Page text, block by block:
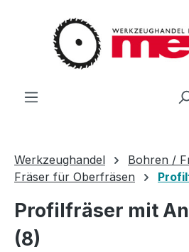
Zum Hauptinhalt springen
Werkzeughandel
Bohren /
Fräser für Oberfräsen
Profilfräser mit
(8)